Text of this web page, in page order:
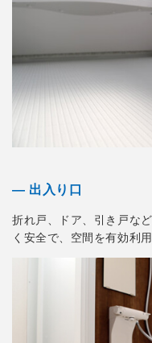
― 出入り口
折れ戸、ドア、引き戸な
く安全で、空間を有効利